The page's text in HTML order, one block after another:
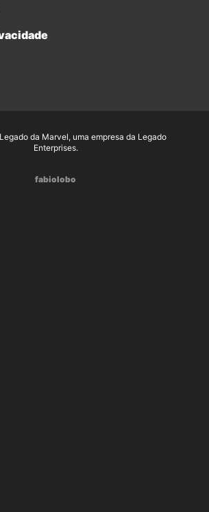
da Marvel, uma empresa da Legado
Enterprises.
fabiolobo